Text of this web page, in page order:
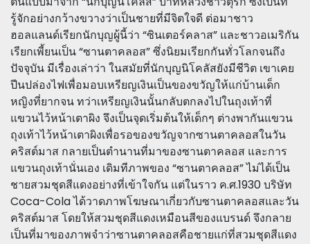
รู้จักอย่างกว้างขวางว่าเป็นชายที่มีจิตใจดี ต่อมาชาว
ฮอลแลนด์เรียกนักบุญผู้นี้ว่า “ซินเตอร์คลาส” และชาวอเมริกัน
เรียกเพี้ยนเป็น “ซานตาคลอส” ซึ่งนิยมเรียกกันทั่วโลกจนถึง
ปัจจุบัน มีเรื่องเล่าว่า ในสมัยที่นักบุญนิโคลัสยังมีชีวิต เขาเคย
ปีนปล่องไฟเพื่อมอบเหรียญเงินเป็นของขวัญให้แก่บ้านเด็ก
หญิงที่ยากจน ทว่าเหรียญเงินนั้นกลับตกลงไปในถุงเท้าที่
แขวนไว้หน้าเตาผิง จึงเป็นจุดเริ่มต้นให้เด็กๆ ต่างพากันแขวน
ถุงเท้าไว้หน้าเตาผิงเพื่อรอของขวัญจากซานตาคลอสในวัน
คริสต์มาส กลายเป็นตำนานที่มาของซานตาคลอส และการ
แขวนถุงเท้านั่นเอง เดิมทีภาพของ “ซานตาคลอส” ไม่ได้เป็น
ชายสวมชุดสีแดงอย่างที่เข้าใจกัน แต่ในราว ค.ศ.1930 บริษัท
Coca-Cola ได้วาดภาพโฆษณาเกี่ยวกับซานตาคลอสและวัน
คริสต์มาส โดยให้สวมชุดสีแดงเหมือนสีของแบรนด์ จึงกลาย
เป็นที่มาของภาพจำว่าซานตาคลอสคือชายแก่ที่สวมชุดสีแดง